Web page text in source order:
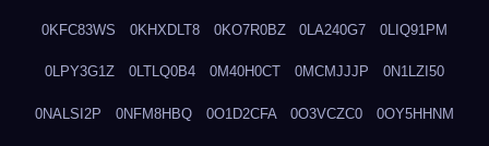
0KFC83WS 0KHXDLT8 0KO7R0BZ 0LA240G7 0LIQ91PM
0LPY3G1Z 0LTLQ0B4 0M40H0CT 0MCMJJJP 0N1LZI50
0NALSI2P 0NFM8HBQ 0O1D2CFA 0O3VCZC0 0OY5HHNM